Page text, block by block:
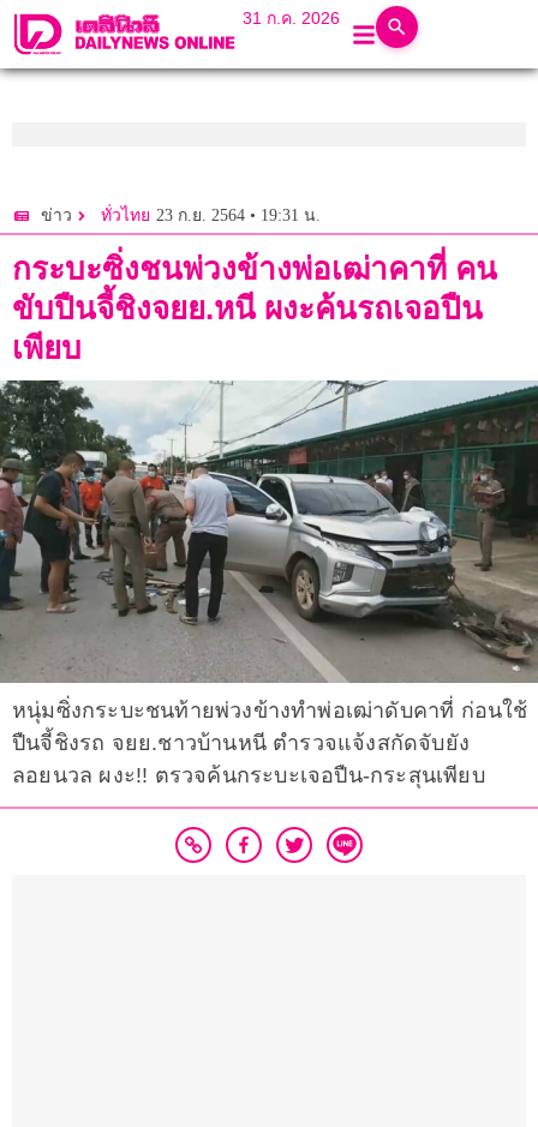
31 ก.ค. 2026
ข่าว ทั่วไทย 23 ก.ย. 2564 • 19:31 น.
กระบะซิ่งชนพ่วงข้างพ่อเฒ่าคาที่ คน
ขับปืนจี้ชิงจยย.หนี ผงะค้นรถเจอปืน
เพียบ
หนุ่มซิ่งกระบะชนท้ายพ่วงข้างทำพ่อเฒ่าดับคาที่ ก่อนใช้
ปืนจี้ชิงรถ​ จยย.ชาวบ้านหนี ตำรวจแจ้งสกัดจับยัง
ลอยนวล ผงะ!! ตรวจค้นกระบะเจอปืน-กระสุนเพียบ